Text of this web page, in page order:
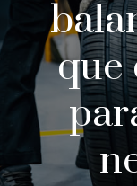
que